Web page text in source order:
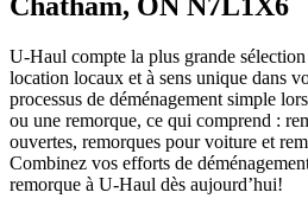
U-Haul compte la plus grande
location locaux et à sens unique dans
processus de déménagement simple
ou une remorque, ce qui comprend :
ouvertes, remorques pour voiture et
Combinez vos efforts de
remorque à U-Haul dès aujourd’hui!